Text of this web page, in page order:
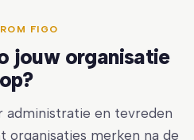
FIGO
jouw organisatie
op?
administratie en tevreden
organisaties merken na de